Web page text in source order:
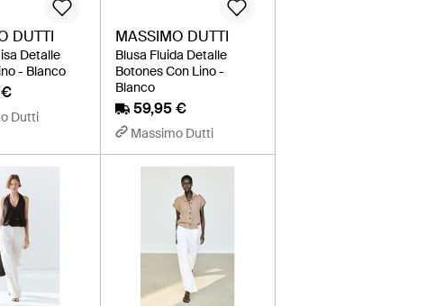
DUTTI
Detalle
- Blanco
Dutti
MASSIMO DUTTI
Blusa Fluida Detalle
Botones Con Lino -
Blanco
59,95 €
Massimo Dutti